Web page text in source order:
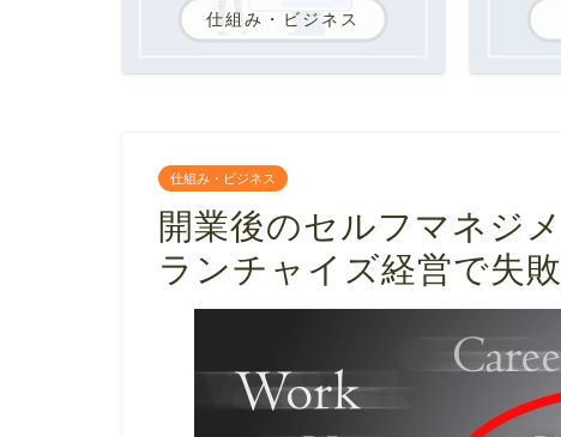
仕組み・ビジネス
仕組み・ビジネス
開業後のセルフマネジ
ランチャイズ経営で失